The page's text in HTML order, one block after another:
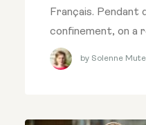
Français. Pendant
confinement, on a
by Solenne